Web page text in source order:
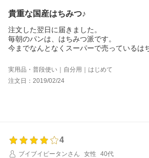
貴重な国産はちみつ♪
注文した翌日に届きました。
毎朝のパンは、はちみつ派です。
今までなんとなくスーパーで売っているは
たが、どうせ食べるなら安全安心な国産は
思いレビューの評価が高く、大好きな松山
でこちらのはちみつを購入しました。
みかんのはちみつです。
どんな味なのかワクワしながらいただきま
やさしい甘さではちみつ独特の風味が鼻か
朝から心が豊かになりました。
実用品・普段使い｜自分用｜はじめて
注文日：2019/02/24
4
ブイブイピータンさん
女性 40代